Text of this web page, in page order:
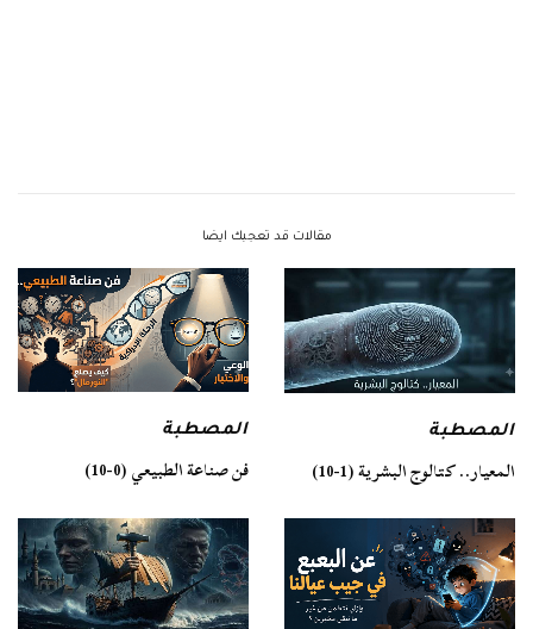
مقالات قد تعجبك ايضا
المصطبة
المعيار.. كتالوج البشرية (1-10)
المصطبة
فن صناعة الطبيعي (0-10)